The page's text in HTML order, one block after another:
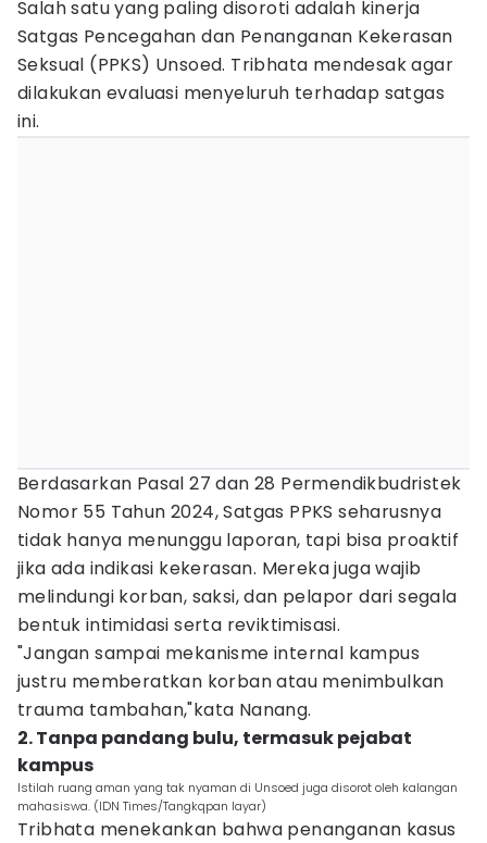
Salah satu yang paling disoroti adalah kinerja
Satgas Pencegahan dan Penanganan Kekerasan
Seksual (PPKS) Unsoed. Tribhata mendesak agar
dilakukan evaluasi menyeluruh terhadap satgas
ini.
Berdasarkan Pasal 27 dan 28 Permendikbudristek
Nomor 55 Tahun 2024, Satgas PPKS seharusnya
tidak hanya menunggu laporan, tapi bisa proaktif
jika ada indikasi kekerasan. Mereka juga wajib
melindungi korban, saksi, dan pelapor dari segala
bentuk intimidasi serta reviktimisasi.
"Jangan sampai mekanisme internal kampus
justru memberatkan korban atau menimbulkan
trauma tambahan,"kata Nanang.
2. Tanpa pandang bulu, termasuk pejabat
kampus
Istilah ruang aman yang tak nyaman di Unsoed juga disorot oleh kalangan
mahasiswa. (IDN Times/Tangkqpan layar)
Tribhata menekankan bahwa penanganan kasus